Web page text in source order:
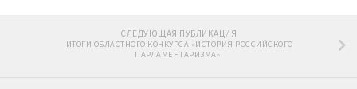
СЛЕДУЮЩАЯ ПУБЛИКАЦИЯ
ИТОГИ ОБЛАСТНОГО КОНКУРСА «ИСТОРИЯ РОССИЙСКОГО
ПАРЛАМЕНТАРИЗМА»